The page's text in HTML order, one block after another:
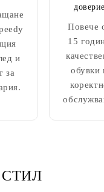
и
за
Повече
15
обувки